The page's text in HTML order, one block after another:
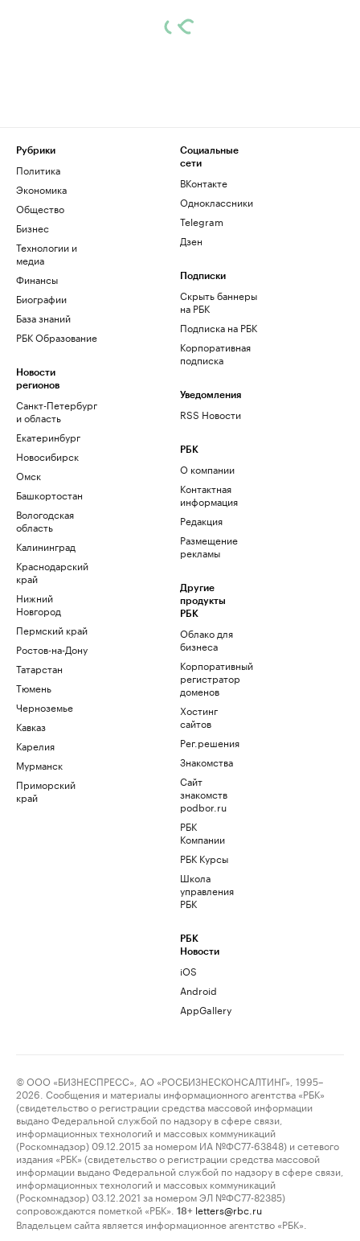
Рубрики
Политика
Экономика
Общество
Бизнес
Технологии и
медиа
Финансы
Биографии
База знаний
РБК Образование
Новости
регионов
Санкт-Петербург
и область
Екатеринбург
Новосибирск
Омск
Башкортостан
Вологодская
область
Калининград
Краснодарский
край
Нижний
Новгород
Пермский край
Ростов-на-Дону
Татарстан
Тюмень
Черноземье
Кавказ
Карелия
Мурманск
Приморский
край
Социальные
сети
ВКонтакте
Одноклассники
Telegram
Дзен
Подписки
Скрыть баннеры
на РБК
Подписка на РБК
Корпоративная
подписка
Уведомления
RSS Новости
РБК
О компании
Контактная
информация
Редакция
Размещение
рекламы
Другие
продукты
РБК
Облако для
бизнеса
Корпоративный
регистратор
доменов
Хостинг
сайтов
Рег.решения
Знакомства
Сайт
знакомств
podbor.ru
РБК
Компании
РБК Курсы
Школа
управления
РБК
РБК
Новости
iOS
Android
AppGallery
© ООО «БИЗНЕСПРЕСС», АО «РОСБИЗНЕСКОНСАЛТИНГ», 1995–
2026. Сообщения и материалы информационного агентства «РБК»
(свидетельство о регистрации средства массовой информации
выдано Федеральной службой по надзору в сфере связи,
информационных технологий и массовых коммуникаций
(Роскомнадзор) 09.12.2015 за номером ИА №ФС77-63848) и сетевого
издания «РБК» (свидетельство о регистрации средства массовой
информации выдано Федеральной службой по надзору в сфере связи,
информационных технологий и массовых коммуникаций
(Роскомнадзор) 03.12.2021 за номером ЭЛ №ФС77-82385)
сопровождаются пометкой «РБК».
18+ letters@rbc.ru
Владельцем сайта является информационное агентство «РБК».